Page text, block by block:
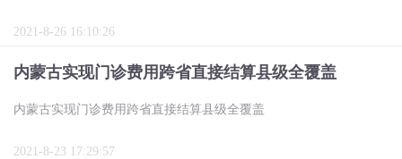
2021-8-26 16:10:26
内蒙古实现门诊费用跨省直接结算县级全覆盖
内蒙古实现门诊费用跨省直接结算县级全覆盖
2021-8-23 17:29:57